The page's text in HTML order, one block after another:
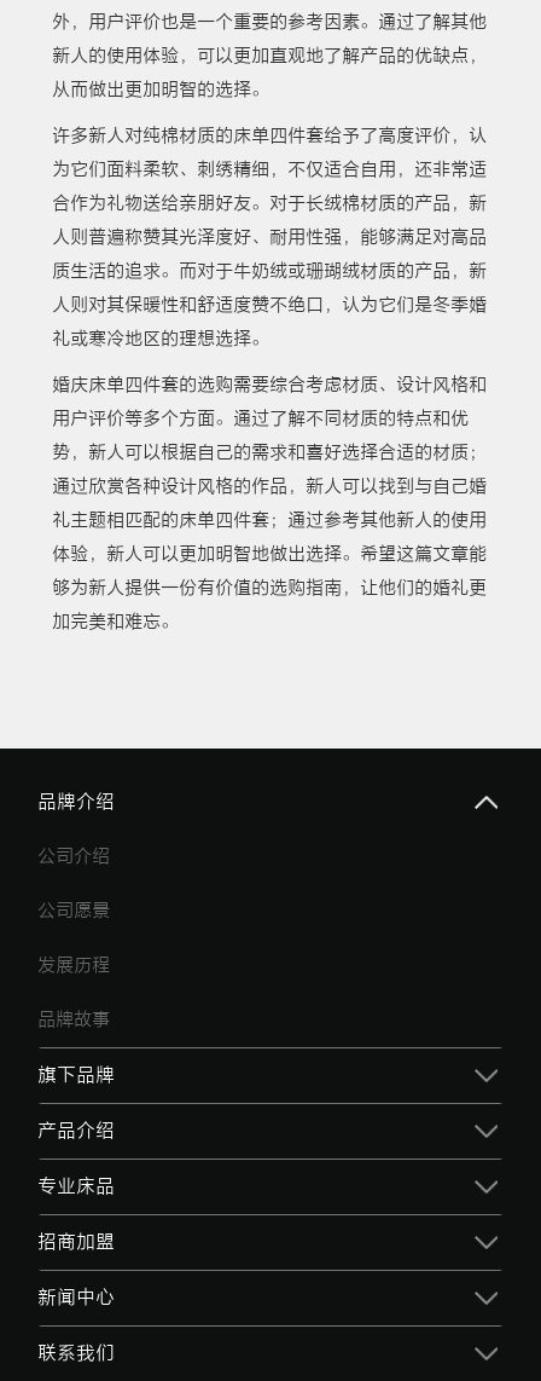
外，用户评价也是一个重要的参考因素。通过了解其他
新人的使用体验，可以更加直观地了解产品的优缺点，
从而做出更加明智的选择。
许多新人对纯棉材质的床单四件套给予了高度评价，认
为它们面料柔软、刺绣精细，不仅适合自用，还非常适
合作为礼物送给亲朋好友。对于长绒棉材质的产品，新
人则普遍称赞其光泽度好、耐用性强，能够满足对高品
质生活的追求。而对于牛奶绒或珊瑚绒材质的产品，新
人则对其保暖性和舒适度赞不绝口，认为它们是冬季婚
礼或寒冷地区的理想选择。
婚庆床单四件套的选购需要综合考虑材质、设计风格和
用户评价等多个方面。通过了解不同材质的特点和优
势，新人可以根据自己的需求和喜好选择合适的材质；
通过欣赏各种设计风格的作品，新人可以找到与自己婚
礼主题相匹配的床单四件套；通过参考其他新人的使用
体验，新人可以更加明智地做出选择。希望这篇文章能
够为新人提供一份有价值的选购指南，让他们的婚礼更
加完美和难忘。
品牌介绍
公司介绍
公司愿景
发展历程
品牌故事
旗下品牌
产品介绍
专业床品
招商加盟
新闻中心
联系我们